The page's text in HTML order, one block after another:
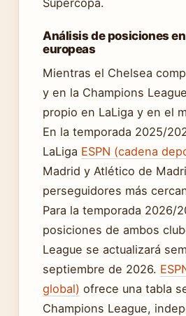
Análisis de posiciones
europeas
Mientras el Chelsea
y en la Champions
propio en LaLiga y en el
En la temporada 2025/
LaLiga ESPN (cadena
Madrid y Atlético de
perseguidores más
Para la temporada 2026/
posiciones de ambos
League se actualizará
septiembre de 2026.
global) ofrece una tabla
Champions League,